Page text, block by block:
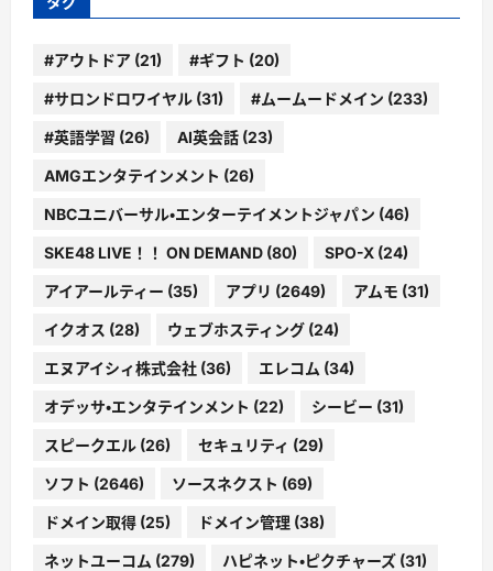
#アウトドア (21) #ギフト (20)
#サロンドロワイヤル (31) #ムームードメイン (233)
#英語学習 (26) AI英会話 (23)
AMGエンタテインメント (26)
NBCユニバーサル・エンターテイメントジャパン (46)
SKE48 LIVE！！ ON DEMAND (80) SPO-X (24)
アイアールティー (35) アプリ (2649) アムモ (31)
イクオス (28) ウェブホスティング (24)
エヌアイシィ株式会社 (36) エレコム (34)
オデッサ・エンタテインメント (22) シービー (31)
スピークエル (26) セキュリティ (29)
ソフト (2646) ソースネクスト (69)
ドメイン取得 (25) ドメイン管理 (38)
ネットユーコム (279) ハピネット・ピクチャーズ (31)